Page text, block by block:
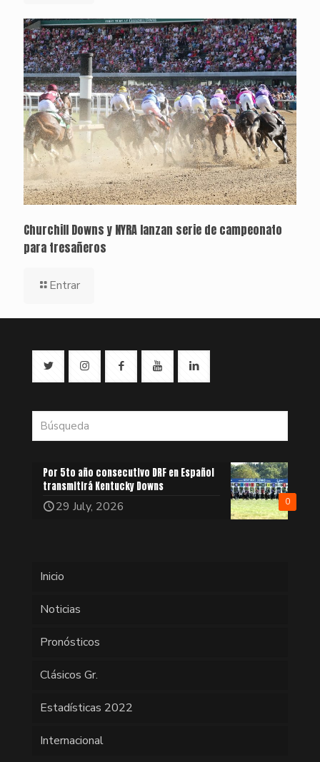
Churchill Downs y NYRA lanzan serie de campeonato
para tresañeros
Entrar
0
Por 5to año consecutivo DRF en Español
transmitirá Kentucky Downs
29 July, 2026
Inicio
Noticias
Pronósticos
Clásicos Gr.
Estadísticas 2022
Internacional